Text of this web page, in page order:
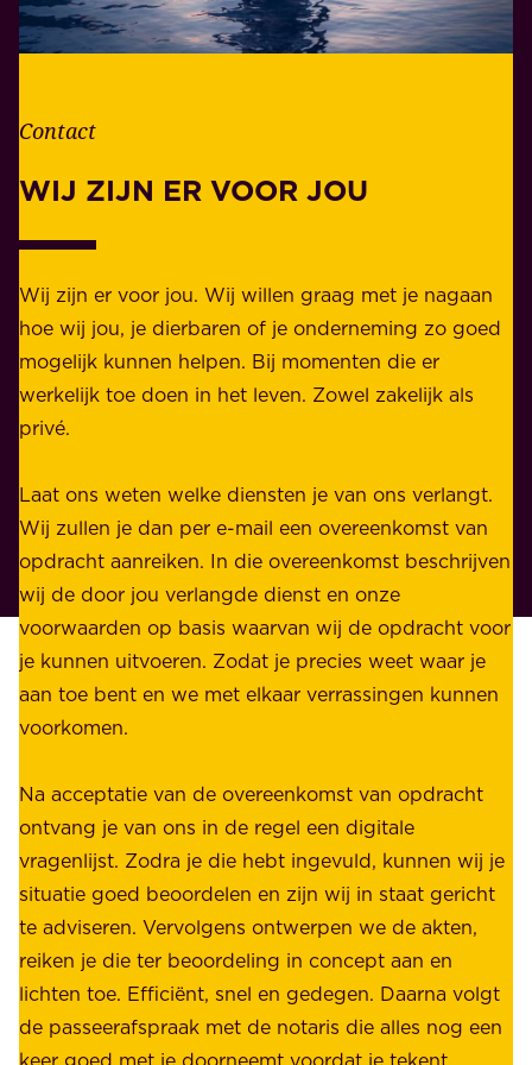
e
v
n
Z
k
e
l
i
j
k
n
p
r
i
v
é
.
i
j
b
i
e
d
e
n
r
o
e
i
h
e
i
d
d
e
w
i
j
d
r
a
g
n
v
o
o
r
o
n
z
Contact
WIJ ZIJN ER VOOR JOU
Wij zijn er voor jou. Wij willen graag met je nagaan
hoe wij jou, je dierbaren of je onderneming zo goed
mogelijk kunnen helpen. Bij momenten die er
werkelijk toe doen in het leven. Zowel zakelijk als
privé.
Laat ons weten welke diensten je van ons verlangt.
Wij zullen je dan per e-mail een overeenkomst van
opdracht aanreiken. In die overeenkomst beschrijven
wij de door jou verlangde dienst en onze
voorwaarden op basis waarvan wij de opdracht voor
je kunnen uitvoeren. Zodat je precies weet waar je
aan toe bent en we met elkaar verrassingen kunnen
voorkomen.
Na acceptatie van de overeenkomst van opdracht
ontvang je van ons in de regel een digitale
vragenlijst. Zodra je die hebt ingevuld, kunnen wij je
situatie goed beoordelen en zijn wij in staat gericht
te adviseren. Vervolgens ontwerpen we de akten,
reiken je die ter beoordeling in concept aan en
lichten toe. Efficiënt, snel en gedegen. Daarna volgt
de passeerafspraak met de notaris die alles nog een